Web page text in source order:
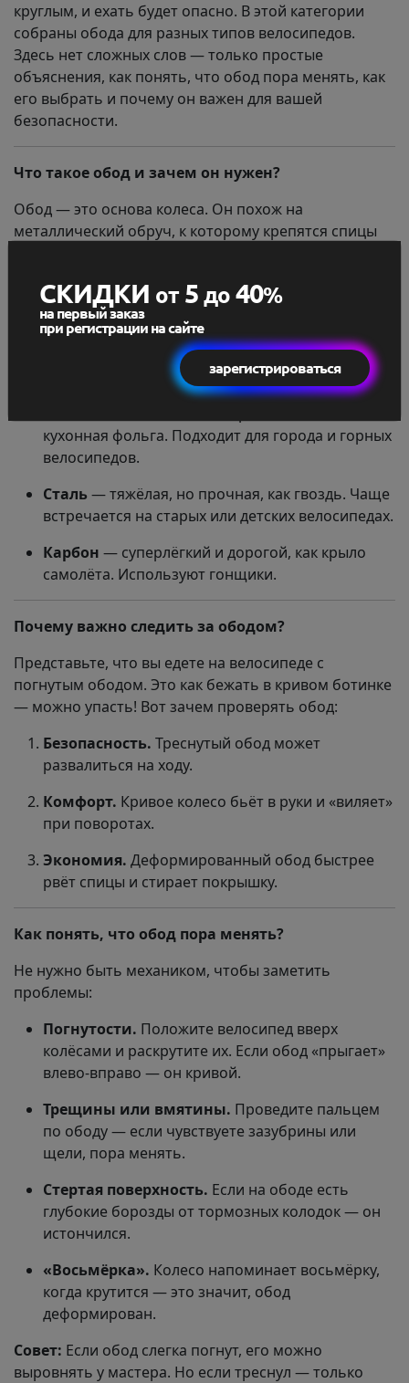
круглым, и ехать будет опасно. В этой категории
собраны обода для разных типов велосипедов.
Здесь нет сложных слов — только простые
объяснения, как понять, что обод пора менять, как
его выбрать и почему он важен для вашей
безопасности.
Что такое обод и зачем он нужен?
Обод — это основа колеса. Он похож на
металлический обруч, к которому крепятся спицы
форму колеса, принимает удары от кочек и не даёт
покрышке соскочить. Это как кости в вашей ноге:
если они сломаются, вы не сможете ходить.
Из чего делают обода:
кухонная фольга. Подходит для города и горных
велосипедов.
Сталь — тяжёлая, но прочная, как гвоздь. Чаще
встречается на старых или детских велосипедах.
Карбон — суперлёгкий и дорогой, как крыло
самолёта. Используют гонщики.
Почему важно следить за ободом?
Представьте, что вы едете на велосипеде с
погнутым ободом. Это как бежать в кривом ботинке
— можно упасть! Вот зачем проверять обод:
Безопасность. Треснутый обод может
развалиться на ходу.
Комфорт. Кривое колесо бьёт в руки и «виляет»
при поворотах.
Экономия. Деформированный обод быстрее
рвёт спицы и стирает покрышку.
Как понять, что обод пора менять?
Не нужно быть механиком, чтобы заметить
проблемы:
Погнутости. Положите велосипед вверх
колёсами и раскрутите их. Если обод «прыгает»
влево-вправо — он кривой.
Трещины или вмятины. Проведите пальцем
по ободу — если чувствуете зазубрины или
щели, пора менять.
Стертая поверхность. Если на ободе есть
глубокие борозды от тормозных колодок — он
истончился.
«Восьмёрка». Колесо напоминает восьмёрку,
когда крутится — это значит, обод
деформирован.
Совет: Если обод слегка погнут, его можно
выровнять у мастера. Но если треснул — только
СКИДКИ от5до40%
на первый заказ
при регистрации на сайте
зарегистрироваться